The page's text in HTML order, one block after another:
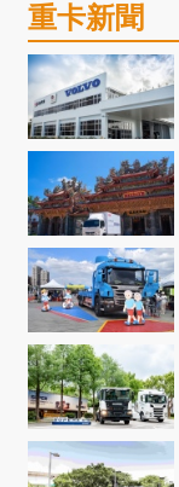
重卡新聞